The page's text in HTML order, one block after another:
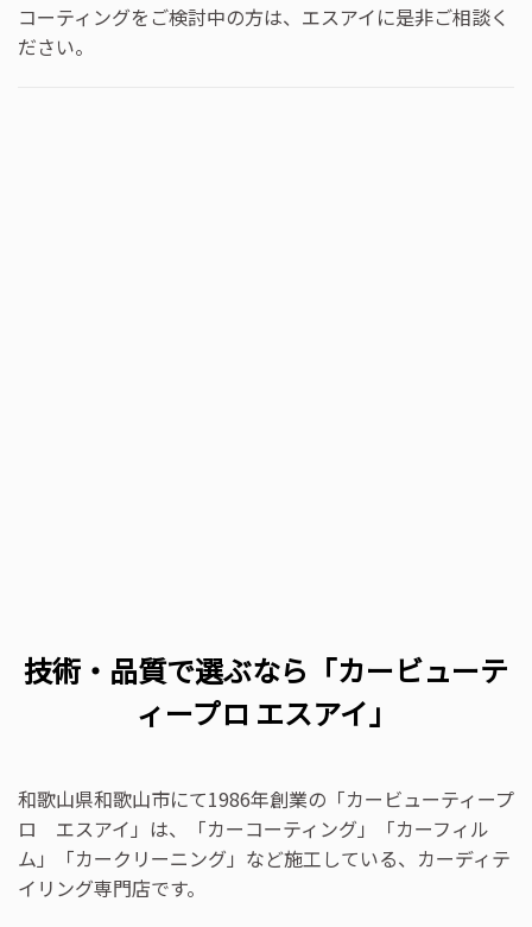
コーティングをご検討中の方は、エスアイに是非ご相談く
ださい。
技術・品質で選ぶなら「カービューテ
ィープロ エスアイ」
和歌山県和歌山市にて1986年創業の「カービューティープ
ロ エスアイ」は、「カーコーティング」「カーフィル
ム」「カークリーニング」など施工している、カーディテ
イリング専門店です。